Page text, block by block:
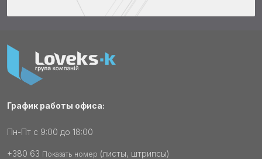
График работы офиса:
Пн-Пт с 9:00 до 18:00
+380 63 Показать номер (листы, штрипсы)